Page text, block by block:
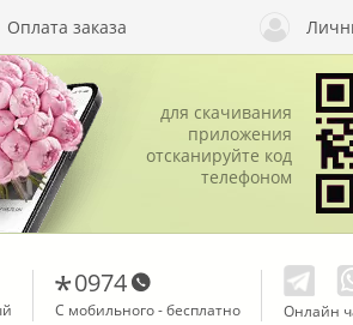
для скачивания
приложения
отсканируйте код
телефоном
Оплата заказа
0974
С мобильного - бесплатно Онлайн